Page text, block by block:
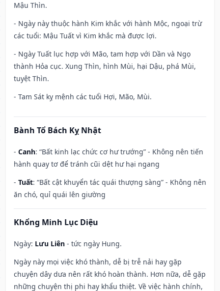
Mậu Thìn.
- Ngày này thuộc hành Kim khắc với hành Mộc, ngoại trừ
các tuổi: Mậu Tuất vì Kim khắc mà được lợi.
- Ngày Tuất lục hợp với Mão, tam hợp với Dần và Ngọ
thành Hỏa cục. Xung Thìn, hình Mùi, hại Dậu, phá Mùi,
tuyệt Thìn.
- Tam Sát kỵ mệnh các tuổi Hợi, Mão, Mùi.
Bành Tổ Bách Kỵ Nhật
- Canh: “Bất kinh lạc chức cơ hư trướng” - Không nên tiến
hành quay tơ để tránh cũi dệt hư hại ngang
- Tuất: “Bất cật khuyển tác quái thượng sàng” - Không nên
ăn chó, quỉ quái lên giường
Khổng Minh Lục Diệu
Ngày: Lưu Liên - tức ngày Hung.
Ngày này mọi việc khó thành, dễ bị trễ nải hay gặp
chuyện dây dưa nên rất khó hoàn thành. Hơn nữa, dễ gặp
những chuyện thị phi hay khẩu thiệt. Về việc hành chính,